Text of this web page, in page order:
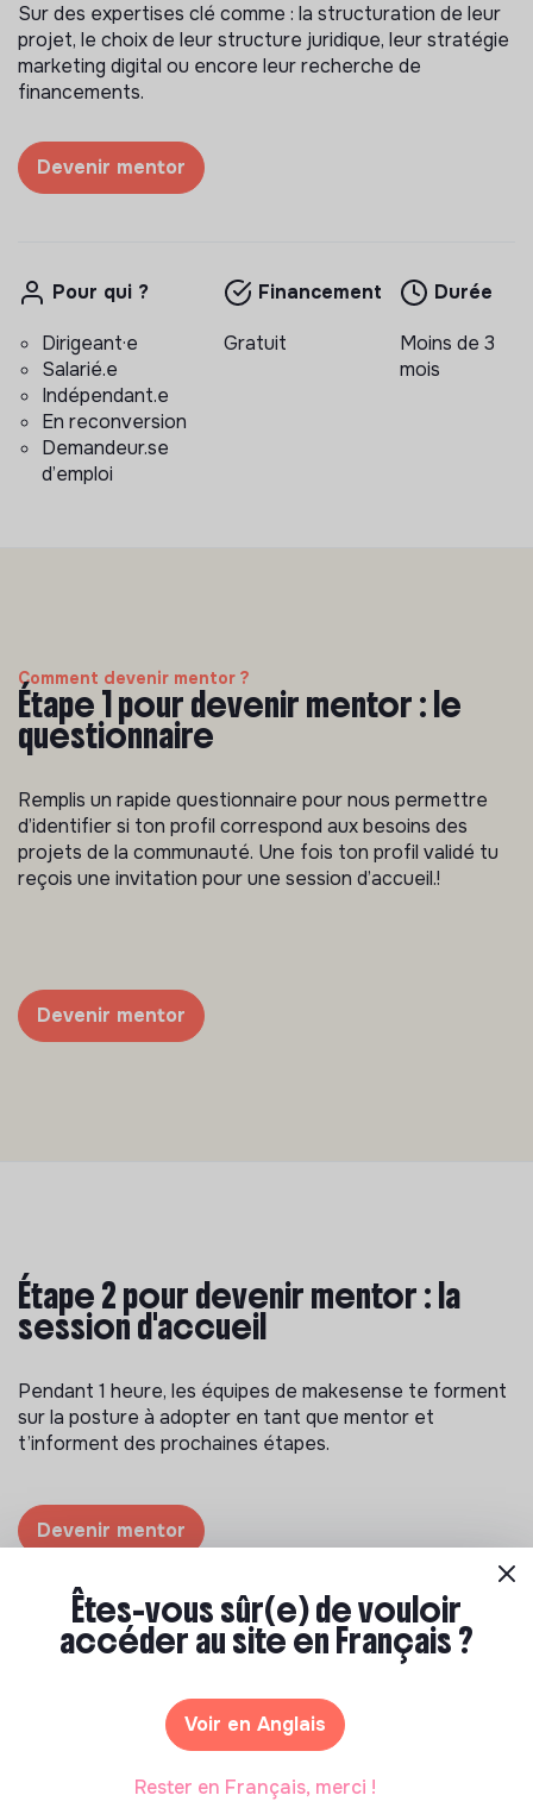
Sur des expertises clé comme : la structuration de leur
projet, le choix de leur structure juridique, leur stratégie
marketing digital ou encore leur recherche de
financements.
Devenir mentor
Pour qui ?
Dirigeant·e
Salarié.e
Indépendant.e
En reconversion
Demandeur.se
d’emploi
Financement
Gratuit
Durée
Moins de 3
mois
Comment devenir mentor ?
Étape 1 pour devenir mentor : le
questionnaire
Remplis un rapide questionnaire pour nous permettre
d’identifier si ton profil correspond aux besoins des
projets de la communauté. Une fois ton profil validé tu
reçois une invitation pour une session d’accueil.!
Devenir mentor
Étape 2 pour devenir mentor : la
session d'accueil
Pendant 1 heure, les équipes de makesense te forment
sur la posture à adopter en tant que mentor et
t’informent des prochaines étapes.
Devenir mentor
Êtes-vous sûr(e) de vouloir
accéder au site en Français ?
Voir en Anglais
Rester en Français, merci !